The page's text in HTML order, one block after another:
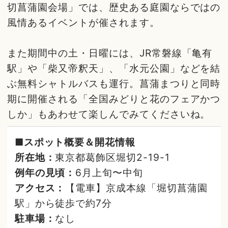
切菖蒲園会場」では、歴史ある庭園ならではの
風情あるイベントが催されます。
また期間中の土・日曜には、JR常磐線「亀有
駅」や「柴又帝釈天」、「水元公園」などを結
ぶ無料シャトルバスも運行。菖蒲まつりと同時
期に開催される「全国みどりと花のフェアかつ
しか」もあわせて楽しんでみてくださいね。
■スポット概要＆開花情報
所在地：東京都葛飾区堀切2-19-1
例年の見頃： 6月上旬〜中旬
アクセス：
【電車】京成本線「堀切菖蒲園
駅」から徒歩で約7分
駐車場： なし